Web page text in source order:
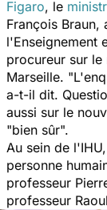
Figaro, le
François Braun,
l'Enseignement
procureur sur
Marseille. "
a-t-il dit.
aussi sur le
"bien sûr".
Au sein de
personne
professeur
professeur